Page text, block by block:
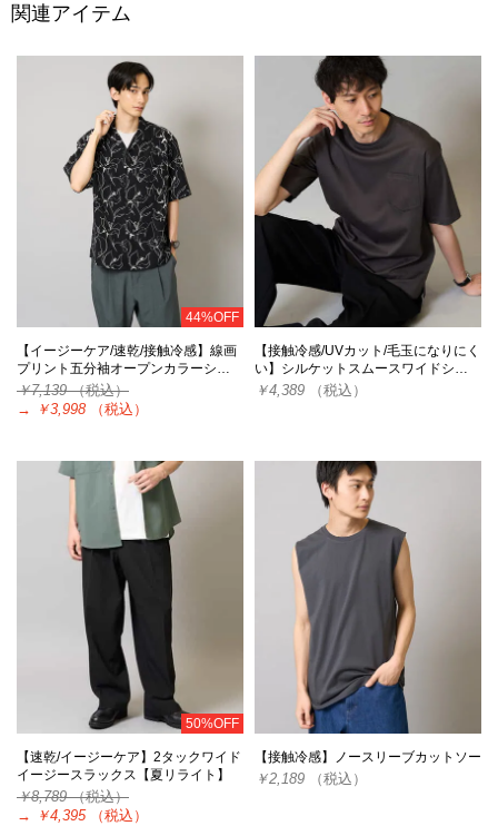
関連アイテム
44%OFF
【イージーケア/速乾/接触冷感】線画
プリント五分袖オープンカラーシ…
￥7,139（税込）
→
￥3,998 （税込）
【接触冷感/UVカット/毛玉になりにく
い】シルケットスムースワイドシ…
￥4,389 （税込）
50%OFF
【速乾/イージーケア】2タックワイド
イージースラックス【夏リライト】
￥8,789（税込）
→
￥4,395 （税込）
【接触冷感】ノースリーブカットソー
￥2,189 （税込）